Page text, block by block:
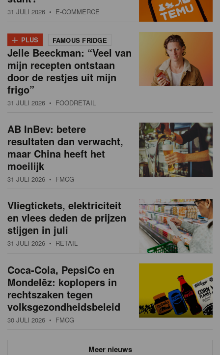
31 JULI 2026 • E-COMMERCE
+ PLUS FAMOUS FRIDGE
Jelle Beeckman: “Veel van
mijn recepten ontstaan
door de restjes uit mijn
frigo”
31 JULI 2026 • FOODRETAIL
AB InBev: betere
resultaten dan verwacht,
maar China heeft het
moeilijk
31 JULI 2026 • FMCG
Vliegtickets, elektriciteit
en vlees deden de prijzen
stijgen in juli
31 JULI 2026 • RETAIL
Coca-Cola, PepsiCo en
Mondelēz: koplopers in
rechtszaken tegen
volksgezondheidsbeleid
30 JULI 2026 • FMCG
Meer nieuws